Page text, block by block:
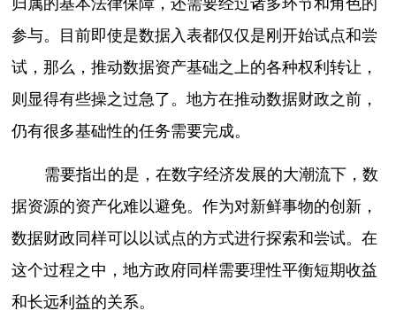
参与。目前即使是数据入表都仅仅是刚开始试点和尝
试，那么，推动数据资产基础之上的各种权利转让，
则显得有些操之过急了。地方在推动数据财政之前，
仍有很多基础性的任务需要完成。
需要指出的是，在数字经济发展的大潮流下，数
据资源的资产化难以避免。作为对新鲜事物的创新，
数据财政同样可以以试点的方式进行探索和尝试。在
这个过程之中，地方政府同样需要理性平衡短期收益
和长远利益的关系。